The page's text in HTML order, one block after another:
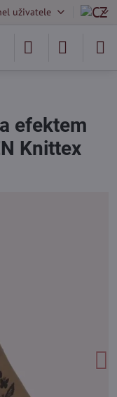
uživatele
efektem
Knittex